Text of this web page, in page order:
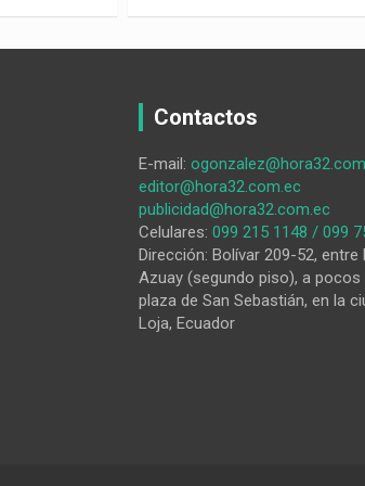
Contactos
E-mail:
editor@hora32.com.ec
publicidad@hora32.com.ec
Celulares: 099 215 1148 / 099
Dirección: Bolívar 209-52, entre
Azuay (segundo piso), a
plaza de San Sebastián, en la
Loja, Ecuador